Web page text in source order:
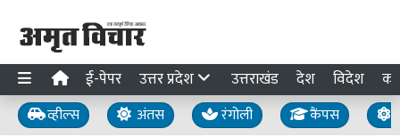
ई-पेपर उत्तर प्रदेश उत्तराखंड देश विदेश
व्हील्स अंतस रंगोली कैंपस